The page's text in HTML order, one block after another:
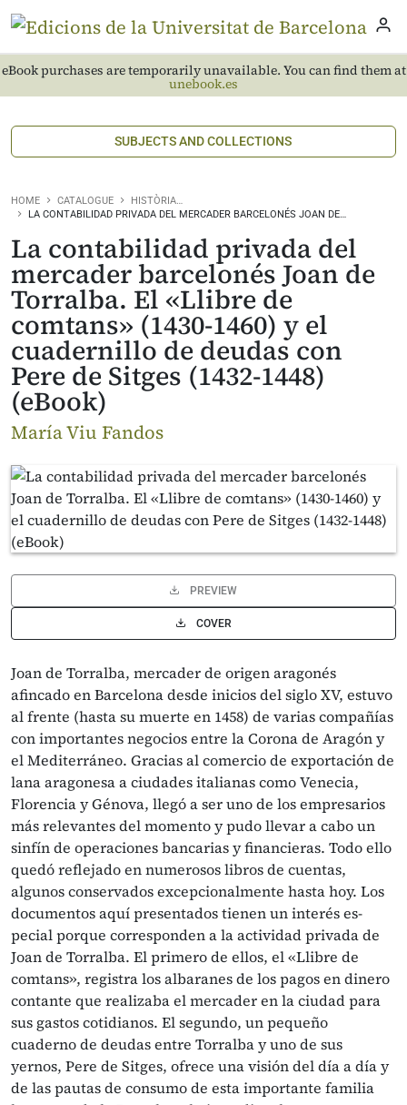
eBook purchases are temporarily unavailable. You can find them at
unebook.es
SUBJECTS AND COLLECTIONS
HOME CATALOGUE
HISTÒRIA…
LA CONTABILIDAD PRIVADA DEL MERCADER BARCELONÉS JOAN DE…
La contabilidad privada del
mercader barcelonés Joan de
Torralba. El «Llibre de
comtans» (1430-1460) y el
cuadernillo de deudas con
Pere de Sitges (1432-1448)
(eBook)
María Viu Fandos
PREVIEW
COVER
Joan de Torralba, mercader de origen aragonés
afincado en Barcelona desde inicios del siglo XV, estuvo
al frente (hasta su muerte en 1458) de varias compañías
con importantes nego­cios entre la Corona de Aragón y
el Mediterráneo. Gracias al comercio de exportación de
lana aragonesa a ciudades italianas como Venecia,
Florencia y Génova, llegó a ser uno de los em­presarios
más relevantes del momento y pudo llevar a cabo un
sinfín de operaciones bancarias y financieras. Todo ello
quedó reflejado en numerosos libros de cuentas,
algunos conservados excepcionalmente hasta hoy. Los
documentos aquí presentados tienen un interés es­
pecial porque corresponden a la actividad privada de
Joan de Torralba. El primero de ellos, el «Llibre de
comtans», registra los albaranes de los pagos en dinero
contante que realizaba el mercader en la ciudad para
sus gastos cotidianos. El segundo, un pequeño
cuaderno de deudas entre Torralba y uno de sus
yernos, Pere de Sitges, ofrece una visión del día a día y
de las pautas de consumo de esta importante familia